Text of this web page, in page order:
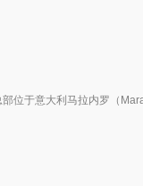
位于意大利马拉内罗（